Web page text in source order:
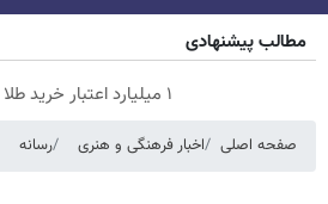
مطالب پیشنهادی
۱ میلیارد اعتبار خرید طلا | بدون ضامن و چک
صفحه اصلی اخبار فرهنگی و هنری رسانه